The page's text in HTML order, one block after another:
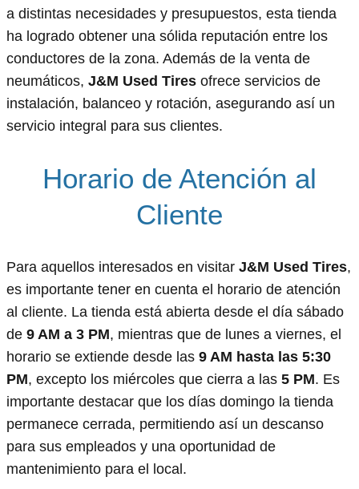
a distintas necesidades y presupuestos, esta tienda
ha logrado obtener una sólida reputación entre los
conductores de la zona. Además de la venta de
neumáticos, J&M Used Tires ofrece servicios de
instalación, balanceo y rotación, asegurando así un
servicio integral para sus clientes.
Horario de Atención al
Cliente
Para aquellos interesados en visitar J&M Used Tires,
es importante tener en cuenta el horario de atención
al cliente. La tienda está abierta desde el día sábado
de 9 AM a 3 PM, mientras que de lunes a viernes, el
horario se extiende desde las 9 AM hasta las 5:30
PM, excepto los miércoles que cierra a las 5 PM. Es
importante destacar que los días domingo la tienda
permanece cerrada, permitiendo así un descanso
para sus empleados y una oportunidad de
mantenimiento para el local.